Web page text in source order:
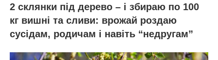
2 склянки під дерево – і збираю по 100
кг вишні та сливи: врожай роздаю
сусідам, родичам і навіть “недругам”